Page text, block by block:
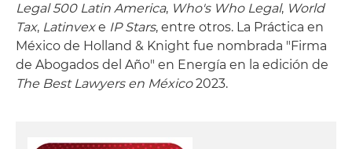
Legal 500 Latin America, Who's Who Legal, World
Tax, Latinvexe IP Stars, entre otros. La Práctica en
México de Holland & Knight fue nombrada "Firma
de Abogados del Año" en Energía en la edición de
The Best Lawyers en México2023.